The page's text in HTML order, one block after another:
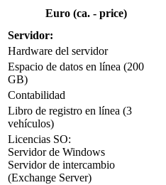
Euro (ca. - price)
Servidor:
Hardware del servidor
Espacio de datos en línea (200
GB)
Contabilidad
Libro de registro en línea (3
vehículos)
Licencias SO:
Servidor de Windows
Servidor de intercambio
(Exchange Server)